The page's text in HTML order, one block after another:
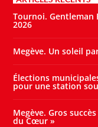
Tournoi. Gentleman
2026
Megève. Un soleil
Élections
pour une station
Megève. Gros
du Cœur »